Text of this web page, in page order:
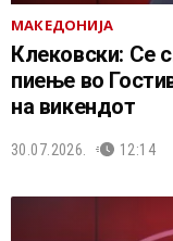
МАКЕДОНИЈА
Клековски: Се
пиење во
на викендот
30.07.2026. 12:14